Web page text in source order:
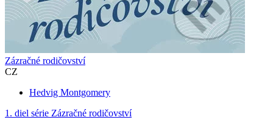
Zázračné rodičovství
CZ
Hedvig Montgomery
1. diel série Zázračné rodičovství